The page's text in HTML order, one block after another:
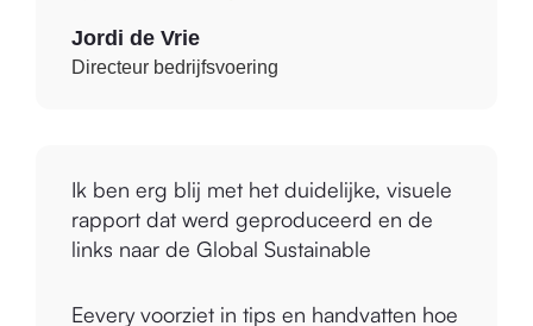
Directeur bedrijfsvoering
rapport dat werd geproduceerd en de
links naar de Global Sustainable
Development Goals die ik kan gebruiken
behulp van het Verbeterportaal op het